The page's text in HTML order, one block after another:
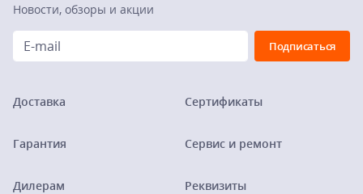
Новости, обзоры и акции
Доставка
Гарантия
Дилерам
Сертификаты
Сервис и ремонт
Реквизиты